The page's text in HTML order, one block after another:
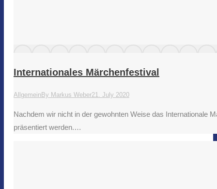
Internationales Märchenfestival
AllgemeinBy Markus Weber21. July 2020
Nachdem wir nicht in der gewohnten Weise das Internationale
präsentiert werden.…